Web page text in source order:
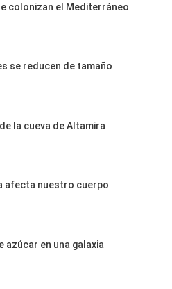
colonizan el Mediterráneo
se reducen de tamaño
la cueva de Altamira
afecta nuestro cuerpo
azúcar en una galaxia